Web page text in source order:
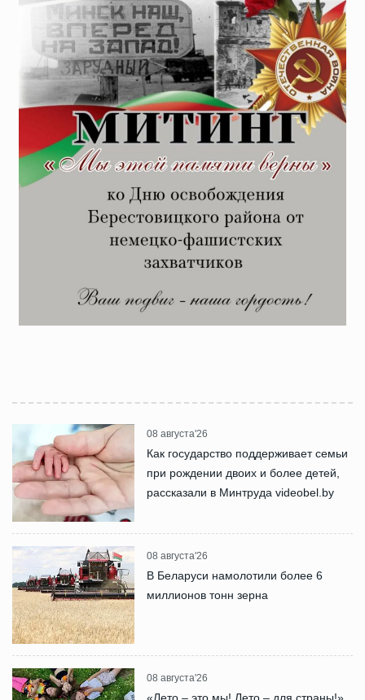
08 августа'26
Как государство поддерживает семьи
при рождении двоих и более детей,
рассказали в Минтруда videobel.by
08 августа'26
В Беларуси намолотили более 6
миллионов тонн зерна
08 августа'26